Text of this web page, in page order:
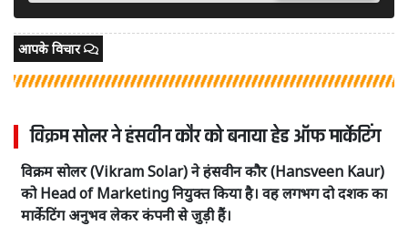
आपके विचार
विक्रम सोलर ने हंसवीन कौर को बनाया हेड ऑफ मार्केटिंग
विक्रम सोलर (Vikram Solar) ने हंसवीन कौर (Hansveen Kaur)
को Head of Marketing नियुक्त किया है। वह लगभग दो दशक का
मार्केटिंग अनुभव लेकर कंपनी से जुड़ी हैं।